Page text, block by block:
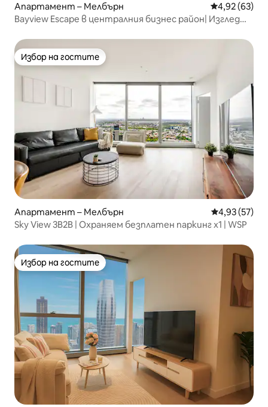
Апартамент – Мелбърн Средна
4,92 (63)
Bayview Escape в централния бизнес район| Изглед
Избор на гостите
Избор на гостите
Апартамент – Мелбърн Средна
4,93 (57)
Sky View 3B2B | Охраняем безплатен паркинг x1 | WSP
Избор на гостите
Избор на гостите